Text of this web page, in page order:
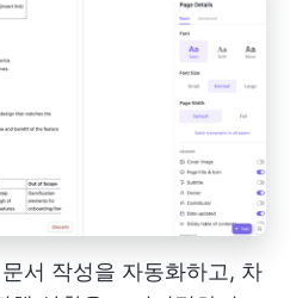
서 작성을 자동화하고, 차